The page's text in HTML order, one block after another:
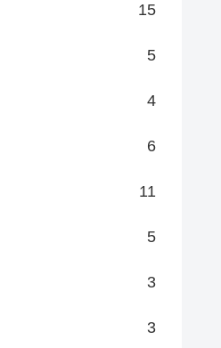
15
5
4
6
11
5
3
3